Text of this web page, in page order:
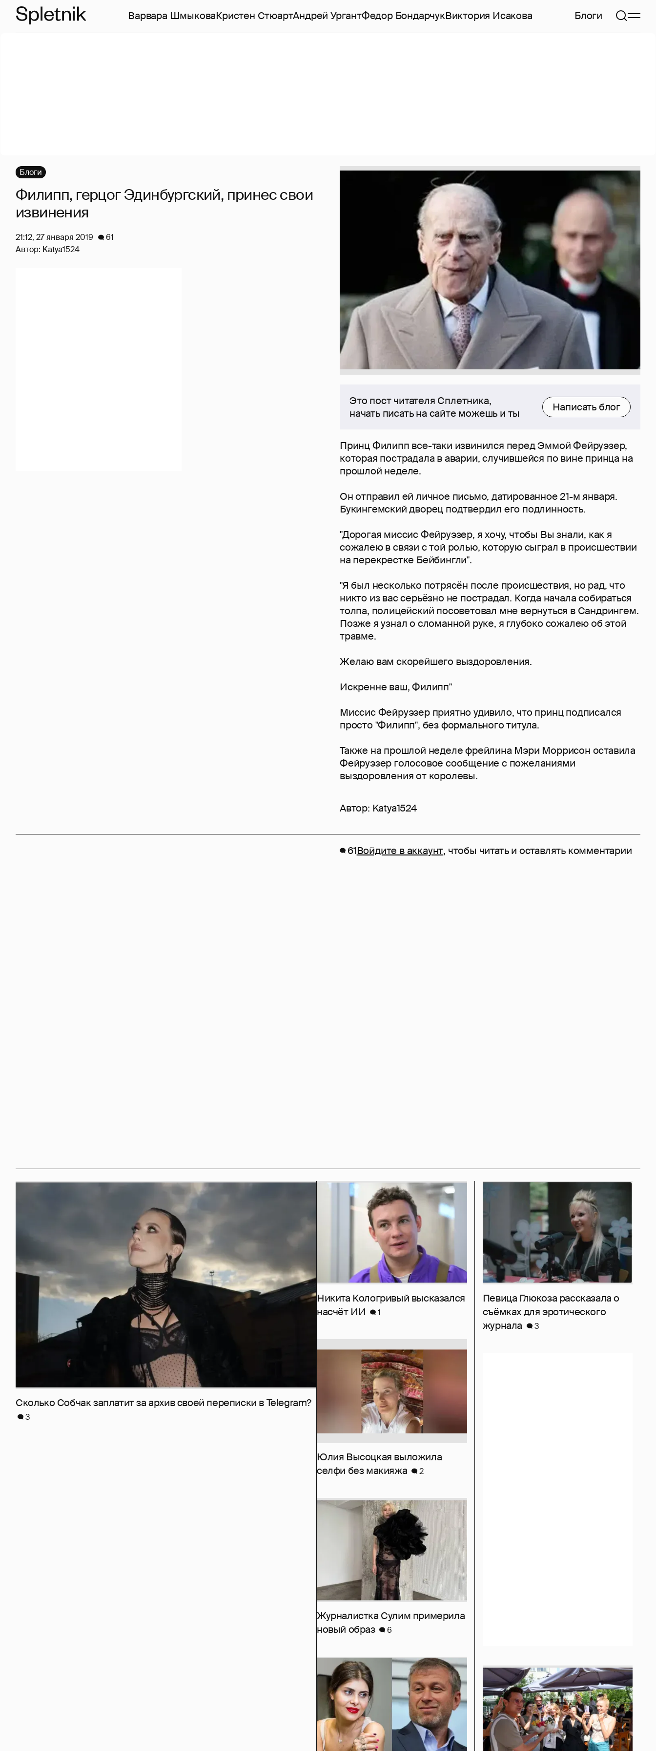
Варвара ШмыковаКристен СтюартАндрей УргантФедор БондарчукВиктория Исакова Блоги
Это пост читателя Сплетника,
начать писать на сайте можешь и ты
Написать блог
Принц Филипп все-таки извинился перед Эммой Фейруэзер,
которая пострадала в аварии, случившейся по вине принца на
прошлой неделе.
Он отправил ей личное письмо, датированное 21-м января.
Букингемский дворец подтвердил его подлинность.
"Дорогая миссис Фейруэзер, я хочу, чтобы Вы знали, как я
сожалею в связи с той ролью, которую сыграл в происшествии
на перекрестке Бейбингли".
"Я был несколько потрясён после происшествия, но рад, что
никто из вас серьёзно не пострадал. Когда начала собираться
толпа, полицейский посоветовал мне вернуться в Сандрингем.
Позже я узнал о сломанной руке, я глубоко сожалею об этой
травме.
Желаю вам скорейшего выздоровления.
Искренне ваш, Филипп"
Миссис Фейруэзер приятно удивило, что принц подписался
просто "Филипп", без формального титула.
Также на прошлой неделе фрейлина Мэри Моррисон оставила
Фейруэзер голосовое сообщение с пожеланиями
выздоровления от королевы.
Автор: Katya1524
Блоги
Филипп, герцог Эдинбургский, принес свои
извинения
21:12, 27 января 2019
61
Автор: Katya1524
61Войдите в аккаунт, чтобы читать и оставлять комментарии
Сколько Собчак заплатит за архив своей перeписки в Telegram?
3
Никита Кологривый высказался
насчёт ИИ
1
Певица Глюкоза рассказала о
съёмках для эротического
журнала
3
Юлия Высоцкая выложила
селфи без макияжа
2
Журналистка Сулим примерила
новый образ
6